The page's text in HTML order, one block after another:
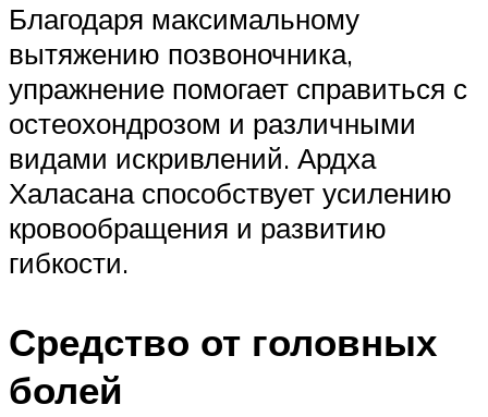
Благодаря максимальному
вытяжению позвоночника,
упражнение помогает справиться с
остеохондрозом и различными
видами искривлений. Ардха
Халасана способствует усилению
кровообращения и развитию
гибкости.
Средство от головных
болей